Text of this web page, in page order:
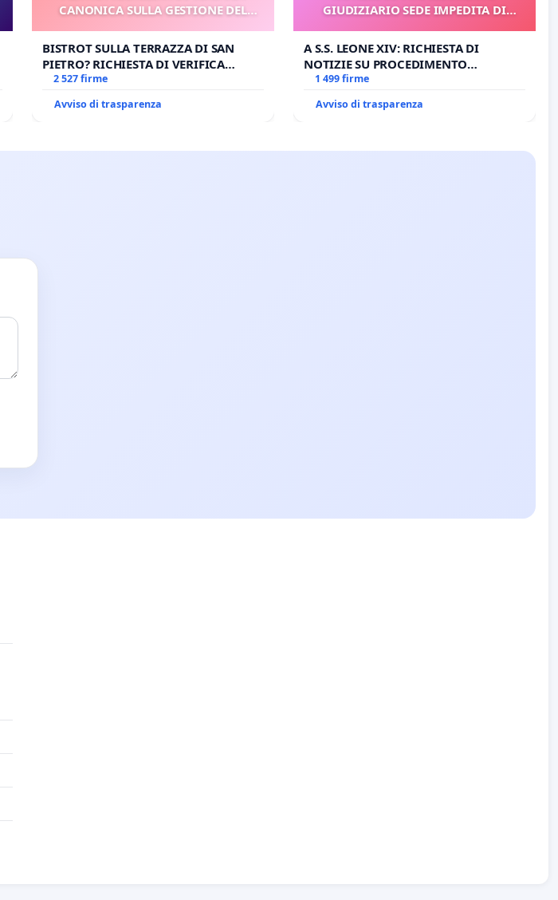
CANONICA SULLA GESTIONE DEL
BISTROT SULLA TERRAZZA DI SAN
PIETRO? RICHIESTA DI VERIFICA
CANONICA SULLA GESTIONE DEL
CARD. GAMBETTI
2 527 firme
Avviso di trasparenza
GIUDIZIARIO SEDE IMPEDITA DI
A S.S. LEONE XIV: RICHIESTA DI
NOTIZIE SU PROCEDIMENTO
GIUDIZIARIO SEDE IMPEDITA DI
BENEDETTO XVI
1 499 firme
Avviso di trasparenza